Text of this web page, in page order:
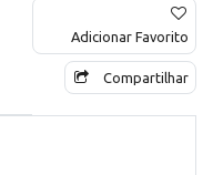
Adicionar Favorito
Compartilhar